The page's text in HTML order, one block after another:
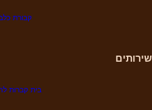
קבורת
שירותים
בית קברות